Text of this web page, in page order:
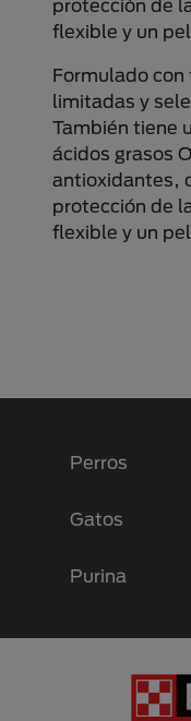
protección de
flexible y un
Formulado
limitadas y
También tiene
ácidos grasos
antioxidantes,
protección de
flexible y un
Perros
Gatos
Purina